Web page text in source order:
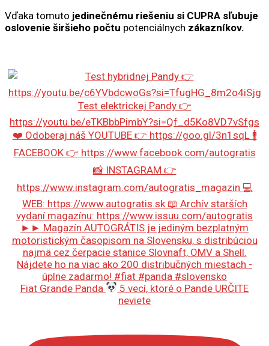
Vďaka tomuto jedinečnému riešeniu si CUPRA sľubuje
oslovenie širšieho počtu potenciálnych zákazníkov.
Fiat Grande Panda
5 vecí, ktoré o Pande URČITE
neviete